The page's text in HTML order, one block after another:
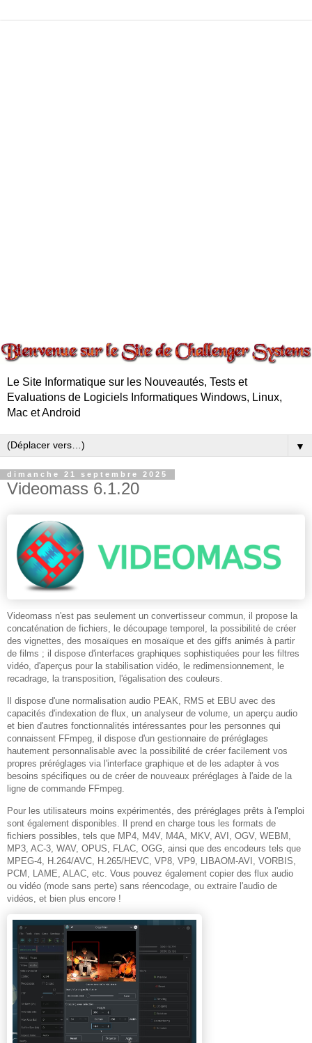
Le Site Informatique sur les Nouveautés, Tests et
Evaluations de Logiciels Informatiques Windows, Linux,
Mac et Android
▼
dimanche 21 septembre 2025
Videomass 6.1.20
Videomass n'est pas seulement un convertisseur commun, il propose la
concaténation de fichiers, le découpage temporel, la possibilité de créer
des vignettes, des mosaïques en mosaïque et des giffs animés à partir
de films ; il dispose d'interfaces graphiques sophistiquées pour les filtres
vidéo, d'aperçus pour la stabilisation vidéo, le redimensionnement, le
recadrage, la transposition, l'égalisation des couleurs.
Il dispose d'une normalisation audio PEAK, RMS et EBU avec des
capacités d'indexation de flux, un analyseur de volume, un aperçu audio
et bien d'autres fonctionnalités intéressantes pour les personnes qui
connaissent FFmpeg, il dispose d'un gestionnaire de préréglages
hautement personnalisable avec la possibilité de créer facilement vos
propres préréglages via l'interface graphique et de les adapter à vos
besoins spécifiques ou de créer de nouveaux préréglages à l'aide de la
ligne de commande FFmpeg.
Pour les utilisateurs moins expérimentés, des préréglages prêts à l'emploi
sont également disponibles. Il prend en charge tous les formats de
fichiers possibles, tels que MP4, M4V, M4A, MKV, AVI, OGV, WEBM,
MP3, AC-3, WAV, OPUS, FLAC, OGG, ainsi que des encodeurs tels que
MPEG-4, H.264/AVC, H.265/HEVC, VP8, VP9, ​​LIBAOM-AVI, VORBIS,
PCM, LAME, ALAC, etc. Vous pouvez également copier des flux audio
ou vidéo (mode sans perte) sans réencodage, ou extraire l'audio de
vidéos, et bien plus encore !